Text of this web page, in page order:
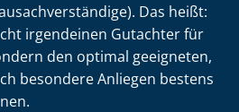
Das heißt:
irgendeinen Gutachter für
den optimal geeigneten,
besondere Anliegen bestens